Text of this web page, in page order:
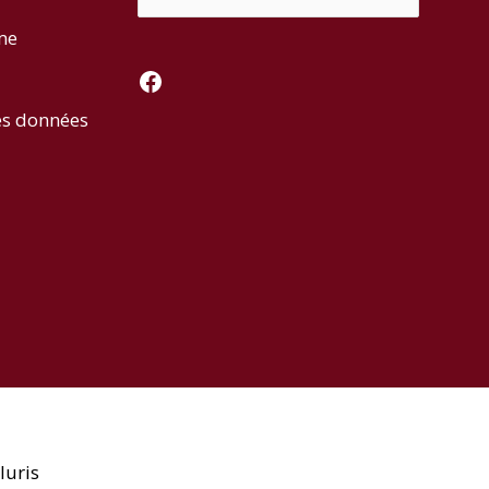
données
Facebook